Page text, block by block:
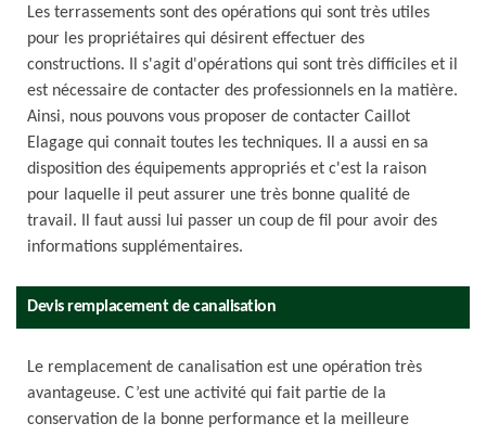
Les terrassements sont des opérations qui sont très utiles
pour les propriétaires qui désirent effectuer des
constructions. Il s'agit d'opérations qui sont très difficiles et il
est nécessaire de contacter des professionnels en la matière.
Ainsi, nous pouvons vous proposer de contacter Caillot
Elagage qui connait toutes les techniques. Il a aussi en sa
disposition des équipements appropriés et c'est la raison
pour laquelle il peut assurer une très bonne qualité de
travail. Il faut aussi lui passer un coup de fil pour avoir des
informations supplémentaires.
Devis remplacement de canalisation
Le remplacement de canalisation est une opération très
avantageuse. C’est une activité qui fait partie de la
conservation de la bonne performance et la meilleure